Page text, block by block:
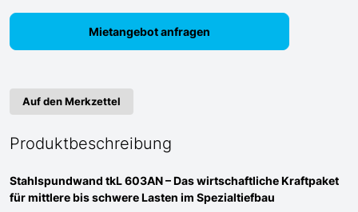
Mietangebot anfragen
Auf den Merkzettel
Produktbeschreibung
Stahlspundwand tkL 603AN – Das wirtschaftliche Kraftpaket
für mittlere bis schwere Lasten im Spezialtiefbau